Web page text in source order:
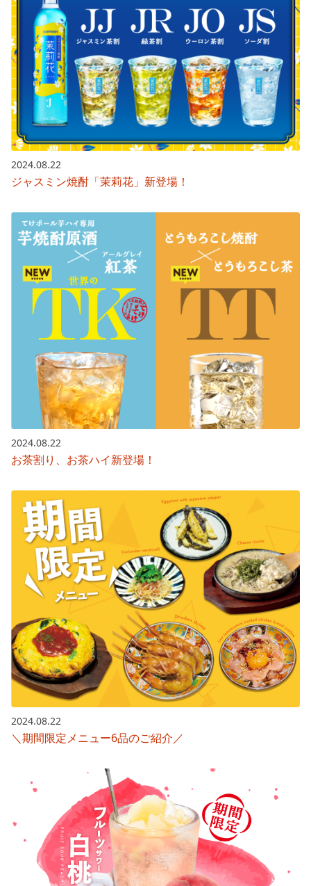
2024.08.22
ジャスミン焼酎「茉莉花」新登場！
2024.08.22
お茶割り、お茶ハイ新登場！
2024.08.22
＼期間限定メニュー6品のご紹介／